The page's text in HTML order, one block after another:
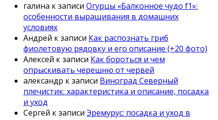
галина к записи Огурцы «Балконное чудо f1»:
особенности выращивания в домашних
условиях
Андрей к записи Как распознать гриб
фиолетовую рядовку и его описание (+20 фото)
Алексей к записи Как бороться и чем
опрыскивать черешню от червей
александр к записи Виноград Северный
плечистик: характеристика и описание, посадка
и уход
Сергей к записи Эремурус: посадка и уход в